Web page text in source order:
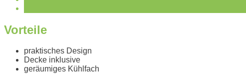
Vorteile
praktisches Design
Decke inklusive
geräumiges Kühlfach